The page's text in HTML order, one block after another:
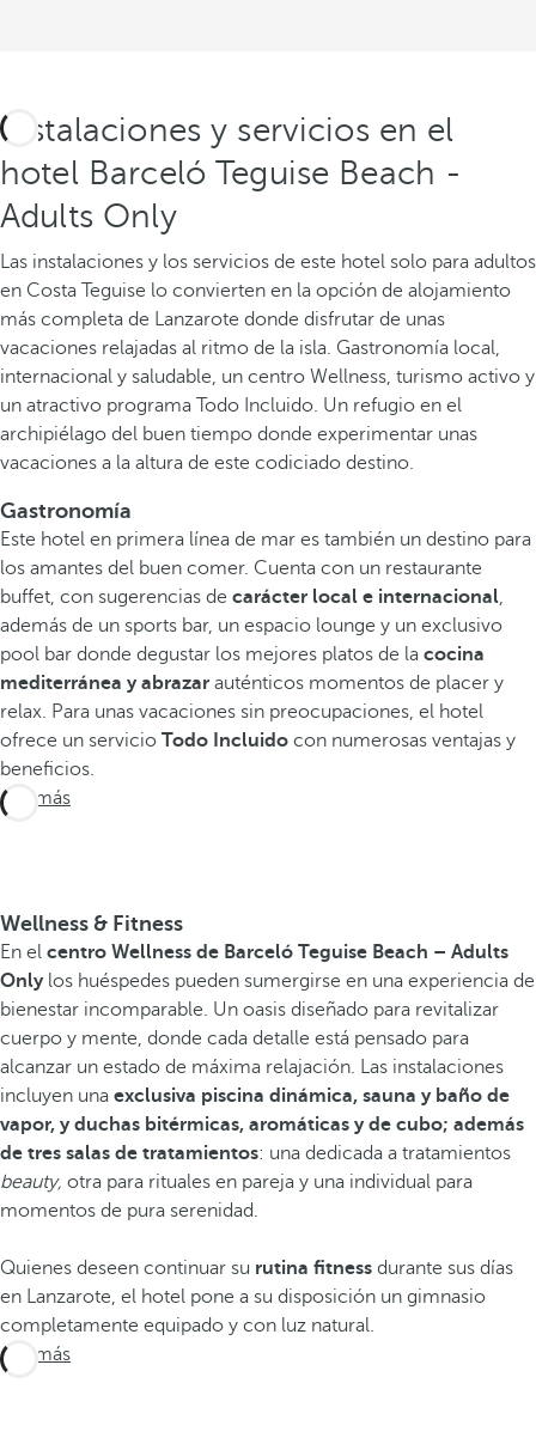
Instalaciones y servicios en el
hotel Barceló Teguise Beach -
Adults Only
Las instalaciones y los servicios de este hotel solo para adultos
en Costa Teguise lo convierten en la opción de alojamiento
más completa de Lanzarote donde disfrutar de unas
vacaciones relajadas al ritmo de la isla. Gastronomía local,
internacional y saludable, un centro Wellness, turismo activo y
un atractivo programa Todo Incluido. Un refugio en el
archipiélago del buen tiempo donde experimentar unas
vacaciones a la altura de este codiciado destino.
Gastronomía
Este hotel en primera línea de mar es también un destino para
los amantes del buen comer. Cuenta con un restaurante
buffet, con sugerencias de carácter local e internacional,
además de un sports bar, un espacio lounge y un exclusivo
pool bar donde degustar los mejores platos de la cocina
mediterránea y abrazar auténticos momentos de placer y
relax. Para unas vacaciones sin preocupaciones, el hotel
ofrece un servicio Todo Incluido con numerosas ventajas y
beneficios.
Ver más
Wellness & Fitness
En el centro Wellness de Barceló Teguise Beach – Adults
Onlylos huéspedes pueden sumergirse en una experiencia de
bienestar incomparable. Un oasis diseñado para revitalizar
cuerpo y mente, donde cada detalle está pensado para
alcanzar un estado de máxima relajación. Las instalaciones
incluyen una exclusiva piscina dinámica, sauna y baño de
vapor, y duchas bitérmicas, aromáticas y de cubo; además
de tres salas de tratamientos: una dedicada a tratamientos
beauty, otra para rituales en pareja y una individual para
momentos de pura serenidad.
Quienes deseen continuar su rutina fitness durante sus días
en Lanzarote, el hotel pone a su disposición un gimnasio
completamente equipado y con luz natural.
Ver más